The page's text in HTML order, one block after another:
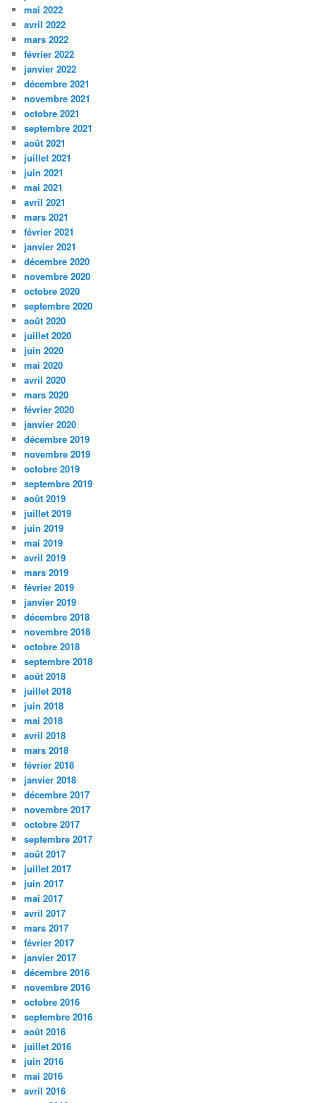
mai 2022
avril 2022
mars 2022
février 2022
janvier 2022
décembre 2021
novembre 2021
octobre 2021
septembre 2021
août 2021
juillet 2021
juin 2021
mai 2021
avril 2021
mars 2021
février 2021
janvier 2021
décembre 2020
novembre 2020
octobre 2020
septembre 2020
août 2020
juillet 2020
juin 2020
mai 2020
avril 2020
mars 2020
février 2020
janvier 2020
décembre 2019
novembre 2019
octobre 2019
septembre 2019
août 2019
juillet 2019
juin 2019
mai 2019
avril 2019
mars 2019
février 2019
janvier 2019
décembre 2018
novembre 2018
octobre 2018
septembre 2018
août 2018
juillet 2018
juin 2018
mai 2018
avril 2018
mars 2018
février 2018
janvier 2018
décembre 2017
novembre 2017
octobre 2017
septembre 2017
août 2017
juillet 2017
juin 2017
mai 2017
avril 2017
mars 2017
février 2017
janvier 2017
décembre 2016
novembre 2016
octobre 2016
septembre 2016
août 2016
juillet 2016
juin 2016
mai 2016
avril 2016